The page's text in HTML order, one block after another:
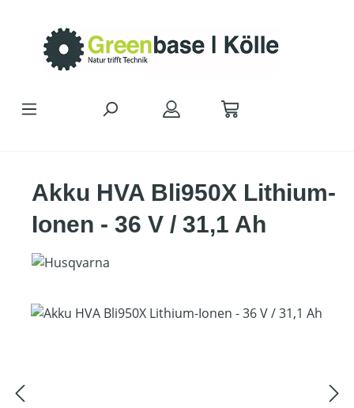
Akku HVA Bli950X Lithium-
Ionen - 36 V / 31,1 Ah
Bildergalerie überspringen